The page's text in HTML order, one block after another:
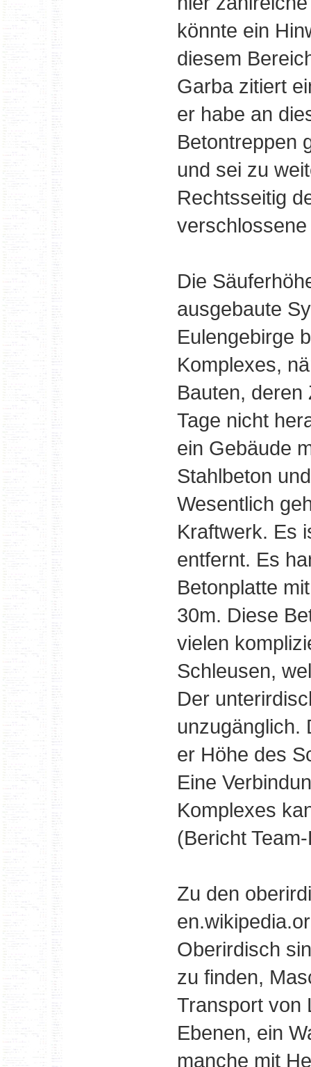
könnte ein
diesem
Garba zitiert
er habe an
Betontreppen
und sei zu
Rechtsseitig
Die
ausgebaute
Eulengebirge
Komplexes,
Bauten,
Tage nicht
ein Gebäude
Stahlbeton
Wesentlich
Kraftwerk. Es
entfernt. Es
Betonplatte
30m. Diese
vielen
Schleusen,
Der
unzugänglich.
er Höhe des
Eine
Komplexes
(Bericht
Zu den
Oberirdisch
zu finden,
Transport von
Ebenen, ein
manche mit